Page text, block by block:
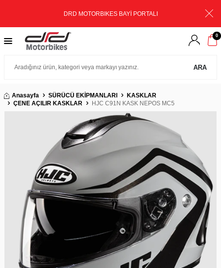
DRD MOTORBIKES BAYİ PORTALI
ARA
0
Anasayfa SÜRÜCÜ EKİPMANLARI
KASKLAR
ÇENE AÇILIR KASKLAR
HJC C91N KASK NEPOS MC5